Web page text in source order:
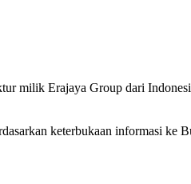
milik Erajaya Group dari
keterbukaan informasi ke